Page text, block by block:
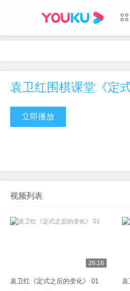
袁卫红围棋课堂《定
立即播放
视频列表
26:16
袁卫红《定式之后的变化》 01 袁